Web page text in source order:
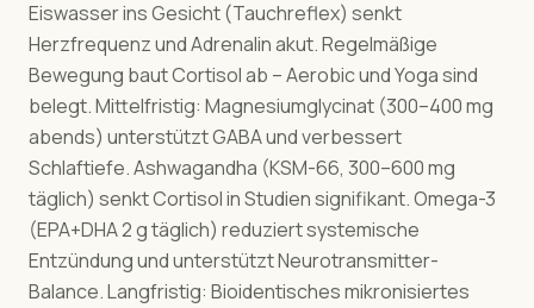
Eiswasser ins Gesicht (Tauchreflex) senkt
Herzfrequenz und Adrenalin akut. Regelmäßige
Bewegung baut Cortisol ab – Aerobic und Yoga sind
belegt. Mittelfristig: Magnesiumglycinat (300–400 mg
abends) unterstützt GABA und verbessert
Schlaftiefe. Ashwagandha (KSM-66, 300–600 mg
täglich) senkt Cortisol in Studien signifikant. Omega-3
(EPA+DHA 2 g täglich) reduziert systemische
Entzündung und unterstützt Neurotransmitter-
Balance. Langfristig: Bioidentisches mikronisiertes